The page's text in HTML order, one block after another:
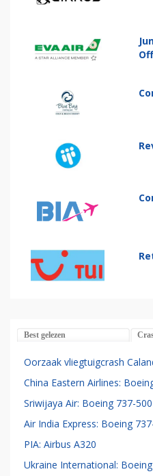
Best gelezen
Oorzaak vliegtuigcrash
China Eastern Airlines:
Sriwijaya Air: Boeing 737-500
Air India Express: Boeing
PIA: Airbus A320
Ukraine International: